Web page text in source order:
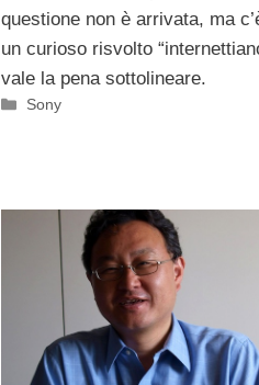
questione non è arrivata, ma
un curioso risvolto
vale la pena sottolineare.
Categorie
Sony